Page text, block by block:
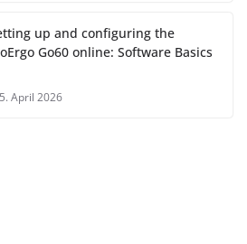
up and configuring the
Go60 online: Software Basics
5. April 2026